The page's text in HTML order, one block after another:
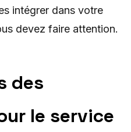
intégrer dans votre
devez faire attention.
des
le service